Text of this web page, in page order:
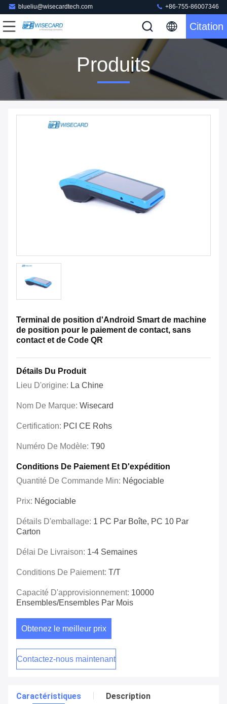
blueliu@wisecardtech.com +86-755-86007346
Citation
Produits
Terminal de position d'Android Smart de machine
de position pour le paiement de contact, sans
contact et de Code QR
Détails Du Produit
Lieu D'origine: La Chine
Nom De Marque: Wisecard
Certification: PCI CE Rohs
Numéro De Modèle: T90
Conditions De Paiement Et D'expédition
Quantité De Commande Min: Négociable
Prix: Négociable
Détails D'emballage: 1 PC Par Boîte, PC 10 Par
Carton
Délai De Livraison: 1-4 Semaines
Conditions De Paiement: T/T
Capacité D'approvisionnement: 10000
Ensembles/ensembles Par Mois
Obtenez le meilleur prix
Contactez-nous maintenant
Caractéristiques Description